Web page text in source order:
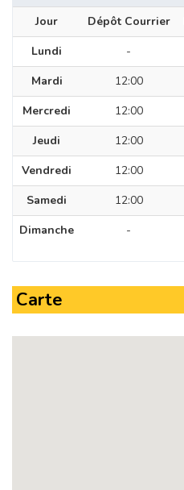
Jour Dépôt Courrier
Lundi
-
Mardi
12:00
Mercredi
12:00
Jeudi
12:00
Vendredi
12:00
Samedi
12:00
Dimanche
-
Carte